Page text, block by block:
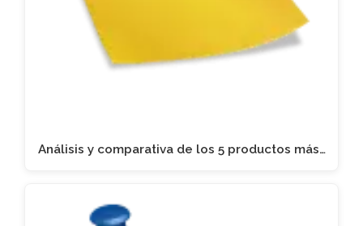
Análisis y comparativa de los 5 productos más…